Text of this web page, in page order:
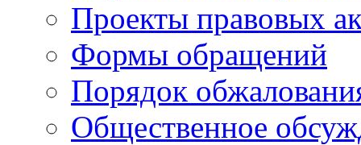
Проекты правовых
Формы обращений
Порядок
Общественное